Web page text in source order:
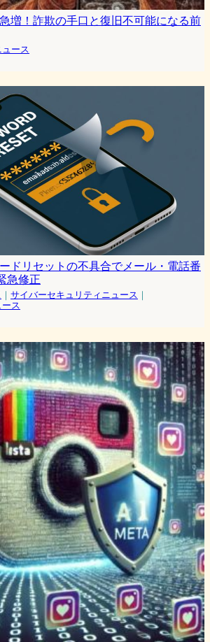
増！詐欺の手口と復旧不可能になる前
ース
ドリセットの不具合でメール・電話番
急修正
｜ サイバーセキュリティニュース ｜
ス